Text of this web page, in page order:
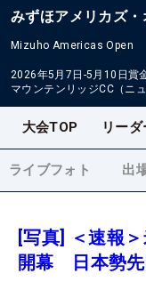
みずほアメリカズ・
Mizuho Americas Open
2026年5月7日-5月10日賞
マウンテンリッジCC（ニ
大会TOP リー
ライブフォト 出
[写真] ＜速報
開幕 日本勢先